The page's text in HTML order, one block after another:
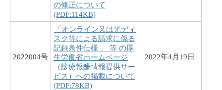
の修正について
(PDF:114KB)
2022004号
「オンライン又は光ディ
スク等による請求に係る
記録条件仕様 」 等 の厚
生労働省ホームページ
（診療報酬情報提供サー
ビス）への掲載について
(PDF:78KB)
2022年4月19日